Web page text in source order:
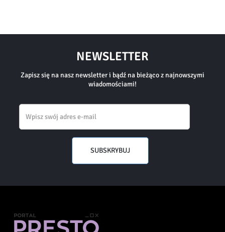
NEWSLETTER
Zapisz się na nasz newsletter i bądź na bieżąco z najnowszymi
wiadomościami!
SUBSKRYBUJ